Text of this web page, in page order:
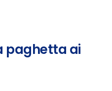
paghetta ai